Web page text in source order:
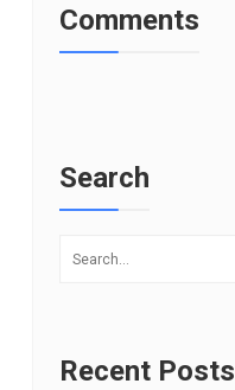
Comments
Search
Recent Posts